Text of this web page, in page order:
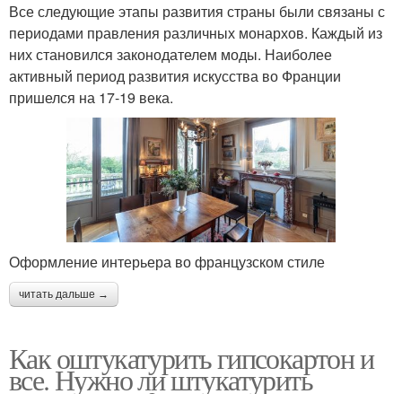
Все следующие этапы развития страны были связаны с
периодами правления различных монархов. Каждый из
них становился законодателем моды. Наиболее
активный период развития искусства во Франции
пришелся на 17-19 века.
Оформление интерьера во французском стиле
читать дальше →
Как оштукатурить гипсокартон и
все. Нужно ли штукатурить